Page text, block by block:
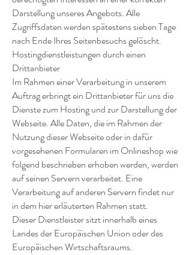
Darstellung unseres Angebots. Alle
Zugriffsdaten werden spätestens sieben Tage
nach Ende Ihres Seitenbesuchs gelöscht.
Hostingdienstleistungen durch einen
Drittanbieter
Im Rahmen einer Verarbeitung in unserem
Auftrag erbringt ein Drittanbieter für uns die
Dienste zum Hosting und zur Darstellung der
Webseite. Alle Daten, die im Rahmen der
Nutzung dieser Webseite oder in dafür
vorgesehenen Formularen im Onlineshop wie
folgend beschrieben erhoben werden, werden
auf seinen Servern verarbeitet. Eine
Verarbeitung auf anderen Servern findet nur
in dem hier erläuterten Rahmen statt.
Dieser Dienstleister sitzt innerhalb eines
Landes der Europäischen Union oder des
Europäischen Wirtschaftsraums.